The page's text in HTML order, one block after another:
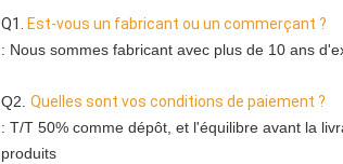
Q1. Est-vous un fabricant ou un commerçant ?
: Nous sommes fabricant avec plus de 10 ans
Q2. Quelles sont vos conditions de paiement ?
: T/T 50% comme dépôt, et l'équilibre avant la
produits